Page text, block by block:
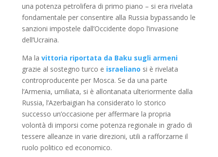
una potenza petrolifera di primo piano – si era rivelata
fondamentale per consentire alla Russia bypassando le
sanzioni impostele dall’Occidente dopo l’invasione
dell’Ucraina.
Ma la vittoria riportata da Baku sugli armeni
grazie al sostegno turco e israeliano si è rivelata
controproducente per Mosca. Se da una parte
l’Armenia, umiliata, si è allontanata ulteriormente dalla
Russia, l’Azerbaigian ha considerato lo storico
successo un’occasione per affermare la propria
volontà di imporsi come potenza regionale in grado di
tessere alleanze in varie direzioni, utili a rafforzarne il
ruolo politico ed economico.